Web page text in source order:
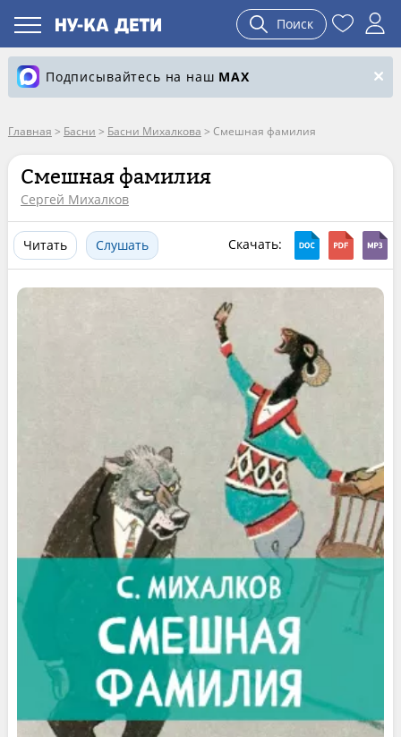
Поиск
Подписывайтесь на наш MAX
Главная > Басни > Басни Михалкова > Смешная фамилия
Смешная фамилия
Сергей Михалков
Читать Слушать Скачать: